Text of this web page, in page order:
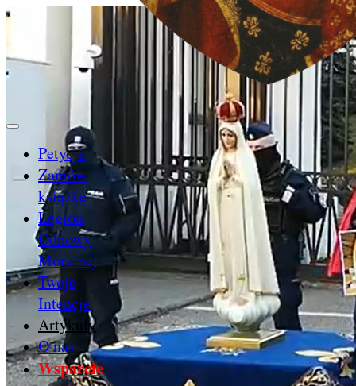
Petycje
Zamów
książkę
Legion
Odnowy
Moralnej
Twoje
Intencje
Artykuły
O nas
Wsparcie